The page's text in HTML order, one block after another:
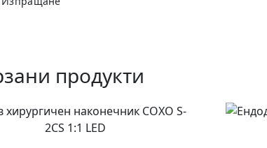
продукти